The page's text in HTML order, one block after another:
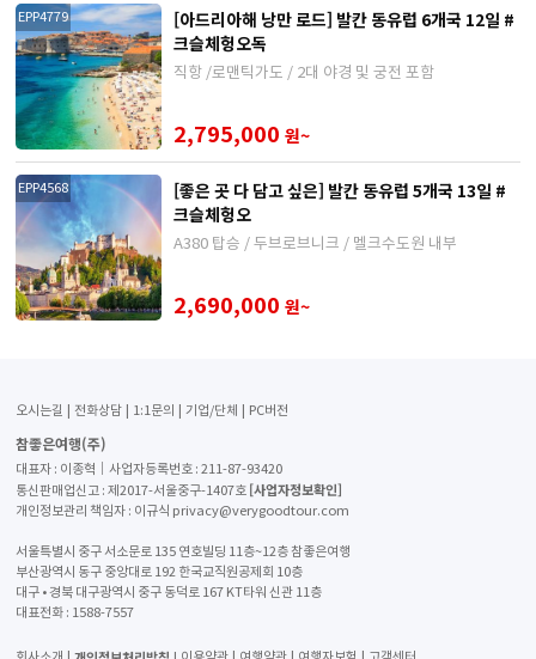
EPP4779
[아드리아해 낭만 로드] 발칸 동유럽 6개국 12일 #
크슬체헝오독
직항 /로맨틱가도 / 2대 야경 및 궁전 포함
2,795,000 원~
EPP4568
[좋은 곳 다 담고 싶은] 발칸 동유럽 5개국 13일 #
크슬체헝오
A380 탑승 / 두브로브니크 / 멜크수도원 내부
2,690,000 원~
오시는길 전화상담 1:1문의 기업/단체 PC버전
참좋은여행(주)
대표자 : 이종혁│사업자등록번호 : 211-87-93420
통신판매업신고 : 제2017-서울중구-1407호 [사업자정보확인]
개인정보관리 책임자 : 이규식 privacy@verygoodtour.com
서울특별시 중구 서소문로 135 연호빌딩 11층~12층 참좋은여행
부산광역시 동구 중앙대로 192 한국교직원공제회 10층
대구 • 경북 대구광역시 중구 동덕로 167 KT타워 신관 11층
대표전화 : 1588-7557